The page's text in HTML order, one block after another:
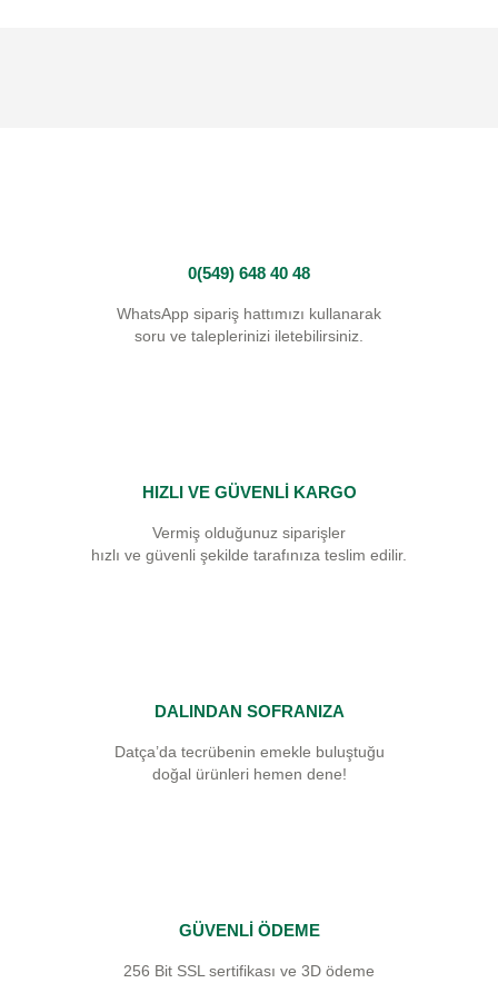
0(549) 648 40 48
WhatsApp sipariş hattımızı kullanarak
soru ve taleplerinizi iletebilirsiniz.
HIZLI VE GÜVENLİ KARGO
Vermiş olduğunuz siparişler
hızlı ve güvenli şekilde tarafınıza teslim edilir.
DALINDAN SOFRANIZA
Datça’da tecrübenin emekle buluştuğu
doğal ürünleri hemen dene!
GÜVENLİ ÖDEME
256 Bit SSL sertifikası ve 3D ödeme